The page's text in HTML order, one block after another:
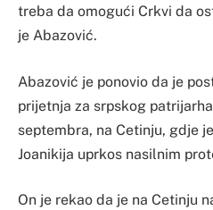
treba da omogući Crkvi da
je Abazović.
Abazović je ponovio da je
prijetnja za srpskog
septembra, na Cetinju, gdje
Joanikija uprkos nasilnim
On je rekao da je na Cetinju